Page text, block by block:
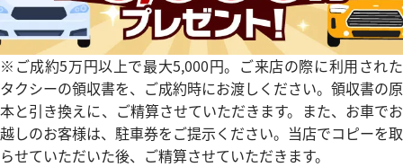
CODE 11.59
オーデマ ピゲ CODE 11.59
15210BC.OO.A002CR.01
※ご成約5万円以上で最大5,000円。ご来店の際に利用された
タクシーの領収書を、ご成約時にお渡しください。領収書の原
本と引き換えに、ご精算させていただきます。また、お車でお
越しのお客様は、駐車券をご提示ください。当店でコピーを取
らせていただいた後、ご精算させていただきます。